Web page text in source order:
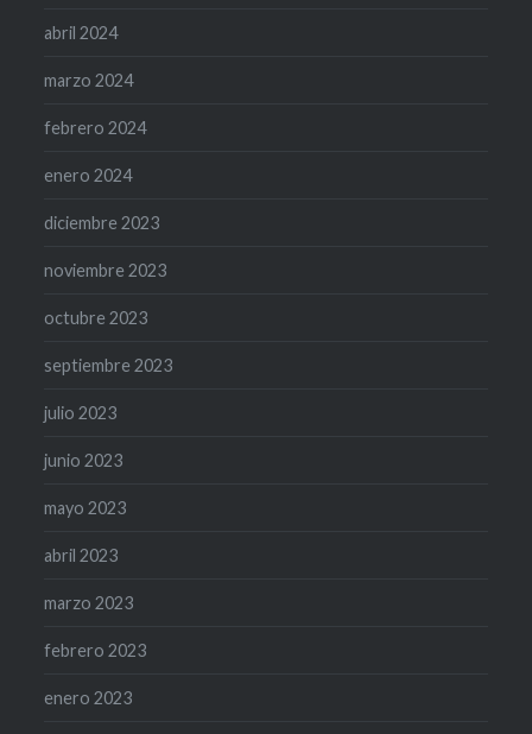
abril 2024
marzo 2024
febrero 2024
enero 2024
diciembre 2023
noviembre 2023
octubre 2023
septiembre 2023
julio 2023
junio 2023
mayo 2023
abril 2023
marzo 2023
febrero 2023
enero 2023